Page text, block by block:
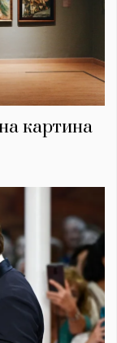
картина